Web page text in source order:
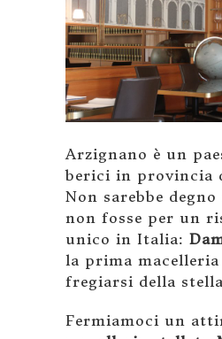
Arzignano è un
berici in provincia
Non sarebbe
non fosse per un
unico in Italia:
la prima
fregiarsi della
Fermiamoci un